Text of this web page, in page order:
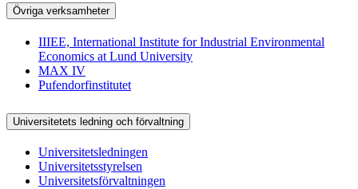
Övriga verksamheter
IIIEE, International Institute for Industrial Environmental
Economics at Lund University
MAX IV
Pufendorfinstitutet
Universitetets ledning och förvaltning
Universitetsledningen
Universitetsstyrelsen
Universitetsförvaltningen